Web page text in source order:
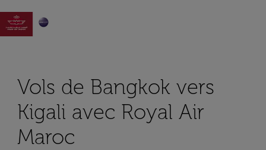

Vols de Bangkok vers
Kigali avec Royal Air
Maroc